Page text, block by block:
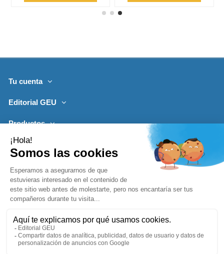
Añadir a la cesta
Tu cuenta
Editorial GEU
Productos
Lo más leído
Síguenos